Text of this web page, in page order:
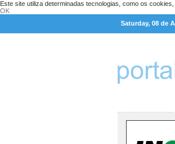
Este site utiliza determinadas tecnologias, como os
OK
Saturday, 08 de